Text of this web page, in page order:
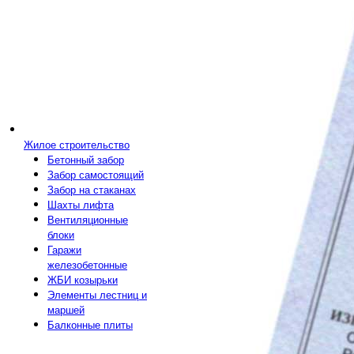
Жилое строительство
Бетонный забор
Забор самостоящий
Забор на стаканах
Шахты лифта
Вентиляционные
блоки
Гаражи
железобетонные
ЖБИ козырьки
Элементы лестниц и
маршей
Балконные плиты